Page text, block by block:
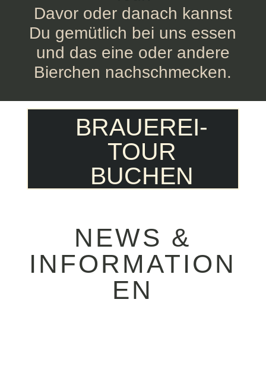
Davor oder danach kannst
Du gemütlich bei uns essen
und das eine oder andere
Bierchen nachschmecken.
BRAUEREI-
TOUR
BUCHEN
NEWS &
INFORMATION
EN